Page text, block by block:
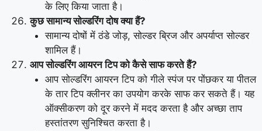
के लिए किया जाता है।
कुछ सामान्य सोल्डरिंग दोष क्या हैं?
सामान्य दोषों में ठंडे जोड़, सोल्डर ब्रिज और अपर्याप्त सोल्डर
शामिल हैं।
आप सोल्डरिंग आयरन टिप को कैसे साफ करते हैं?
आप सोल्डरिंग आयरन टिप को गीले स्पंज पर पोंछकर या पीतल
के तार टिप क्लीनर का उपयोग करके साफ कर सकते हैं। यह
ऑक्सीकरण को दूर करने में मदद करता है और अच्छा ताप
हस्तांतरण सुनिश्चित करता है।